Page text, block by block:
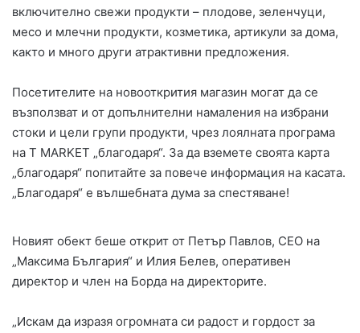
включително свежи продукти – плодове, зеленчуци,
месо и млечни продукти, козметика, артикули за дома,
както и много други атрактивни предложения.
Посетителите на новооткрития магазин могат да се
възползват и от допълнителни намаления на избрани
стоки и цели групи продукти, чрез лоялната програма
на T MARKET „благодаря“. За да вземете своята карта
„благодаря“ попитайте за повече информация на касата.
„Благодаря“ е вълшебната дума за спестяване!
Новият обект беше открит от Петър Павлов, CEO на
„Максима България“ и Илия Белев, оперативен
директор и член на Борда на директорите.
„Искам да изразя огромната си радост и гордост за